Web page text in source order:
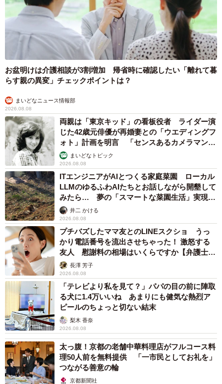
お盆明けは介護相談が3割増加 帰省時に確認したい「離れて暮
らす親の異変」チェックポイントは？
まいどなニュース情報部
2026.08.08
両親は「東京キッド」の看板役者 ライダー演
じた42歳元俳優が再婚妻との「ウエディングフ
ォト」計画を明言 「センスあるカメラマン求
む」まいどなトピック
2026.08.08
ITエンジニアがAIとつくる家庭菜園 ローカル
LLMのゆるふわAIたちとお話しながら開墾して
みたら… 夢の「スマートな菜園生活」実現な
るか井二 かける
2026.08.08
プチバズしたママ友とのLINEスクショ うっ
かり電話番号を流出させちゃった！ 激怒する
友人 慰謝料の相場はいくらですか【弁護士が
解説】長澤 芳子
2026.08.08
「テレビより私を見て？」パパの目の前に陣取
る犬に1.4万いいね あまりにも健気な熱烈ア
ピールのちょっと切ない結末
梨木 香奈
2026.08.08
太っ腹！京都の老舗中華料理店がフルコース料
理50人前を無料提供 「一市民としてお礼を」
つながる善意の輪
京都新聞社